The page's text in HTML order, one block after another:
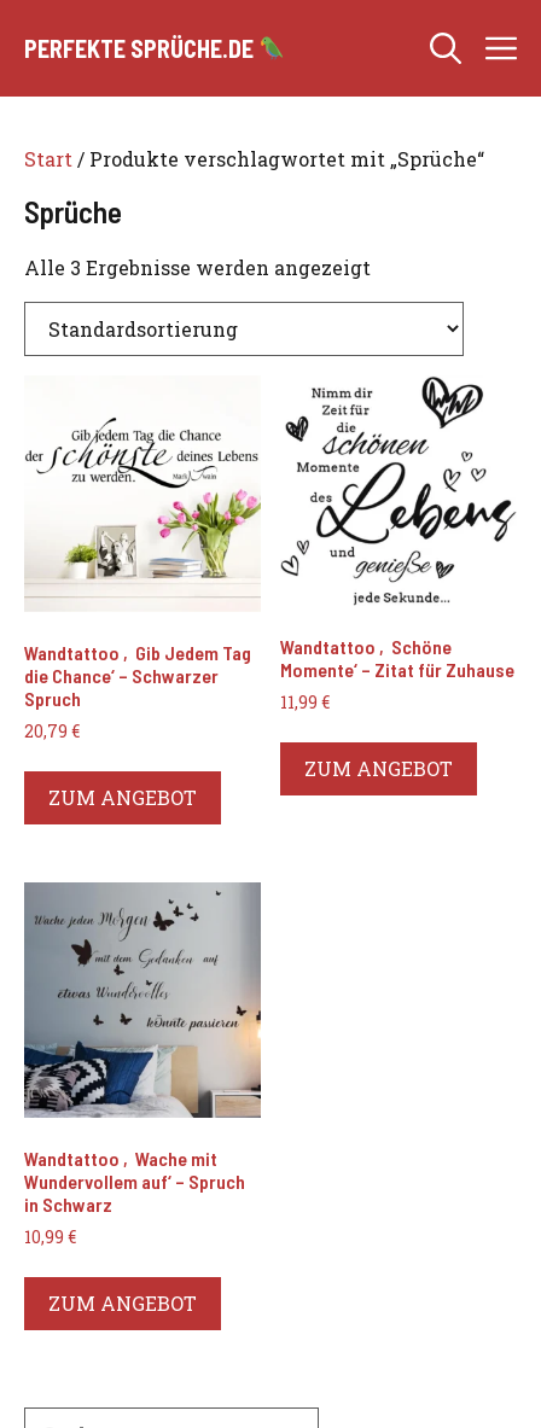
Inhalt
PERFEKTE SPRÜCHE.DE
Start / Produkte verschlagwortet mit „Sprüche“
Sprüche
Alle 3 Ergebnisse werden angezeigt
Wandtattoo ‚Gib Jedem Tag
die Chance‘ – Schwarzer
Spruch
20,79 €
ZUM ANGEBOT
Wandtattoo ‚Schöne
Momente‘ – Zitat für Zuhause
11,99€
ZUM ANGEBOT
Wandtattoo ‚Wache mit
Wundervollem auf‘ – Spruch
in Schwarz
10,99 €
ZUM ANGEBOT